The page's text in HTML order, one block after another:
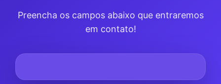
Preencha os campos abaixo que entraremos
em contato!